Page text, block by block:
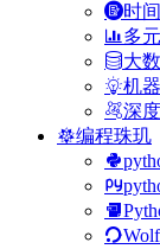
时
多
大
机
深
编程珠玑